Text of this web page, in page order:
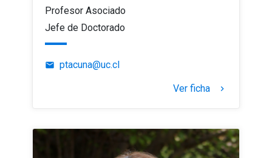
Profesor Asociado
Jefe de Doctorado
email ptacuna@uc.cl
Ver ficha keyboard_arrow_right